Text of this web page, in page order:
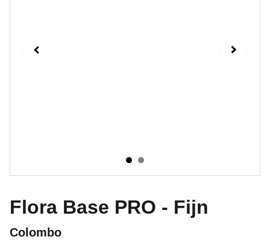
Flora Base PRO - Fijn
Colombo